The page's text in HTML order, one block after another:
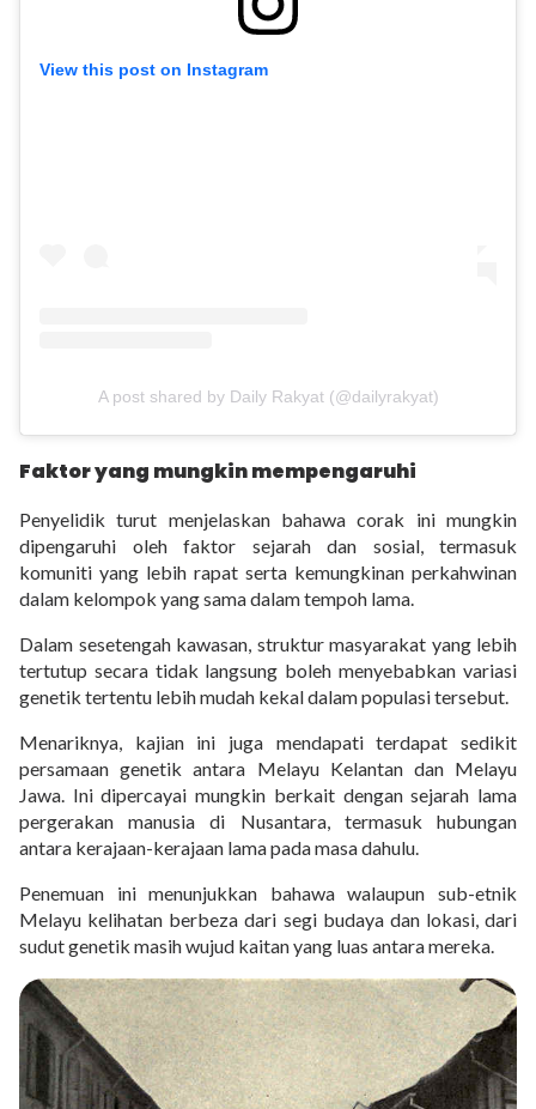
View this post on Instagram
A post shared by Daily Rakyat (@dailyrakyat)
Faktor yang mungkin mempengaruhi
Penyelidik turut menjelaskan bahawa corak ini mungkin
dipengaruhi oleh faktor sejarah dan sosial, termasuk
komuniti yang lebih rapat serta kemungkinan perkahwinan
dalam kelompok yang sama dalam tempoh lama.
Dalam sesetengah kawasan, struktur masyarakat yang lebih
tertutup secara tidak langsung boleh menyebabkan variasi
genetik tertentu lebih mudah kekal dalam populasi tersebut.
Menariknya, kajian ini juga mendapati terdapat sedikit
persamaan genetik antara Melayu Kelantan dan Melayu
Jawa. Ini dipercayai mungkin berkait dengan sejarah lama
pergerakan manusia di Nusantara, termasuk hubungan
antara kerajaan-kerajaan lama pada masa dahulu.
Penemuan ini menunjukkan bahawa walaupun sub-etnik
Melayu kelihatan berbeza dari segi budaya dan lokasi, dari
sudut genetik masih wujud kaitan yang luas antara mereka.